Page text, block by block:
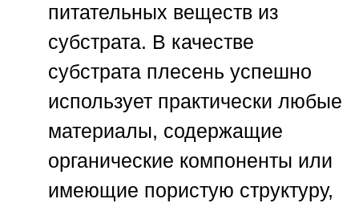
питательных веществ из
субстрата. В качестве
субстрата плесень успешно
использует практически любые
материалы, содержащие
органические компоненты или
имеющие пористую структуру,